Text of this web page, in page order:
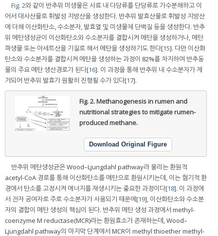
Fig. 2와 같이 반추위 미생물은 사료 내 다당류를 단당류로 가수분해하고 이
어서 대사산물로 휘발성 지방산을 생성한다. 반추위 발효산물로 휘발성 지방산
에 더해 이산화탄소, 수소분자, 발효열 및 미생물체 단백질 등을 생성한다. 반추
위 메탄생성균이 이산화탄소와 수소분자를 결합시켜 메탄을 생성하거나, 메탄
파생물 또는 아세트산을 기질로 해서 메탄을 생성하기도 한다[15]. 다만 이산화
탄소와 수소분자를 결합시켜 메탄을 생성하는 과정이 82%를 차지하여 반추동
물의 주요 메탄 생산경로가 된다[16]. 이 과정을 통해 반추위 내 수소분자가 제
거되어 반추위 발효가 원활히 진행될 수가 있다[17].
Fig. 2.Methanogenesis in rumen and
nutritional strategies to mitigate rumen-
produced methane.
Download Original Figure
반추위 메탄생성균은 Wood–Ljungdahl pathway라 불리는 환원적
acetyl-CoA 경로를 통해 이산화탄소를 메탄으로 환원시키는데, 이는 혐기적 환
경에서 탄소를 고정시켜 에너지를 재생시키는 중요한 과정이다[18]. 이 과정에
서 전자 공여자로 주로 수소분자가 사용되기 때문에[19], 이산화탄소와 수소분
자의 결합이 메탄 생성의 핵심이 된다. 반추위 메탄 생성 과정에서 methyl-
coenzyme M reductase(MCR)라는 환원효소가 존재하는데, Wood–
Ljungdahl pathway의 마지막 단계에서 MCR이 methyl thioether methyl-